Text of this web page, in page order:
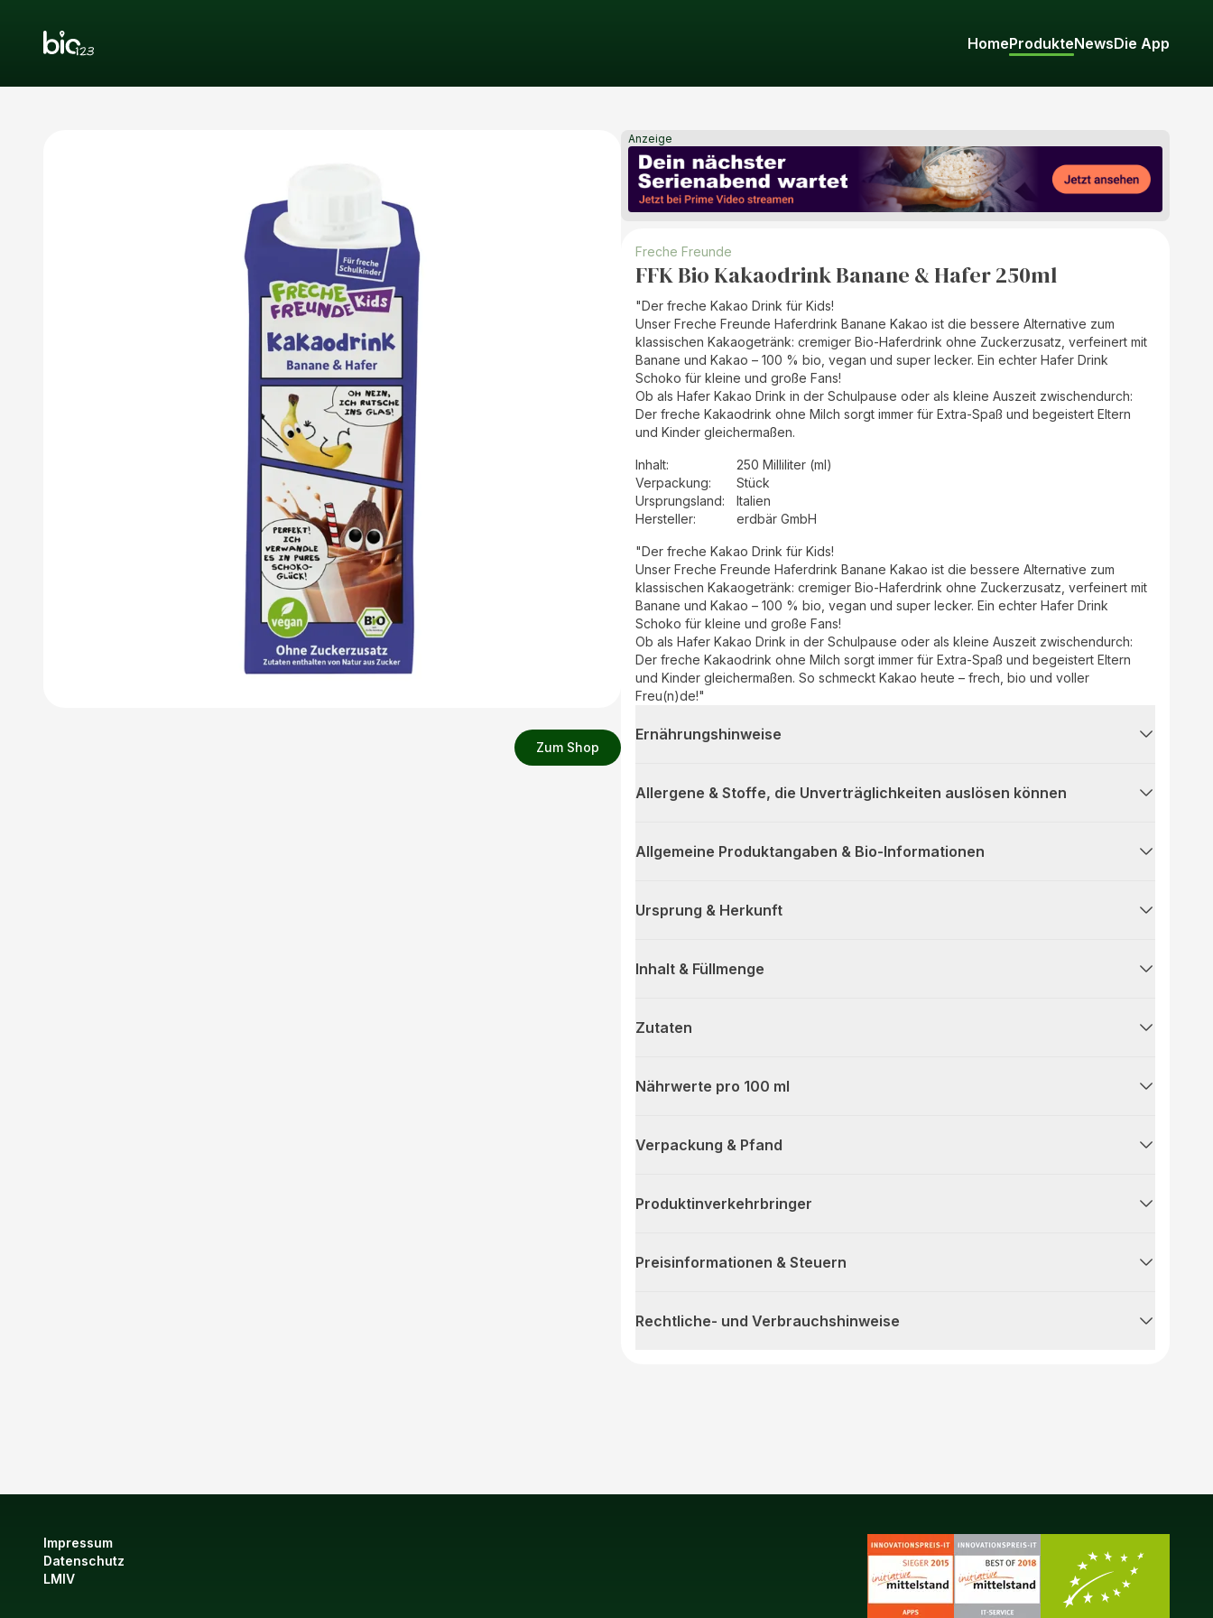
HomeProdukteNewsDie App
Zum Shop
Anzeige
Freche Freunde
FFK Bio Kakaodrink Banane & Hafer 250ml
"Der freche Kakao Drink für Kids!
Unser Freche Freunde Haferdrink Banane Kakao ist die bessere Alternative zum
klassischen Kakaogetränk: cremiger Bio-Haferdrink ohne Zuckerzusatz, verfeinert mit
Banane und Kakao – 100 % bio, vegan und super lecker. Ein echter Hafer Drink
Schoko für kleine und große Fans!
Ob als Hafer Kakao Drink in der Schulpause oder als kleine Auszeit zwischendurch:
Der freche Kakaodrink ohne Milch sorgt immer für Extra-Spaß und begeistert Eltern
und Kinder gleichermaßen.
Inhalt:
250 Milliliter (ml)
Verpackung:
Stück
Ursprungsland:
Italien
Hersteller: erdbär GmbH
"Der freche Kakao Drink für Kids!
Unser Freche Freunde Haferdrink Banane Kakao ist die bessere Alternative zum
klassischen Kakaogetränk: cremiger Bio-Haferdrink ohne Zuckerzusatz, verfeinert mit
Banane und Kakao – 100 % bio, vegan und super lecker. Ein echter Hafer Drink
Schoko für kleine und große Fans!
Ob als Hafer Kakao Drink in der Schulpause oder als kleine Auszeit zwischendurch:
Der freche Kakaodrink ohne Milch sorgt immer für Extra-Spaß und begeistert Eltern
und Kinder gleichermaßen. So schmeckt Kakao heute – frech, bio und voller
Freu(n)de!"
Ernährungshinweise
Allergene & Stoffe, die Unverträglichkeiten auslösen können
Allgemeine Produktangaben & Bio-Informationen
Ursprung & Herkunft
Inhalt & Füllmenge
Zutaten
Nährwerte pro 100 ml
Verpackung & Pfand
Produktinverkehrbringer
Preisinformationen & Steuern
Rechtliche- und Verbrauchshinweise
Impressum
Datenschutz
LMIV